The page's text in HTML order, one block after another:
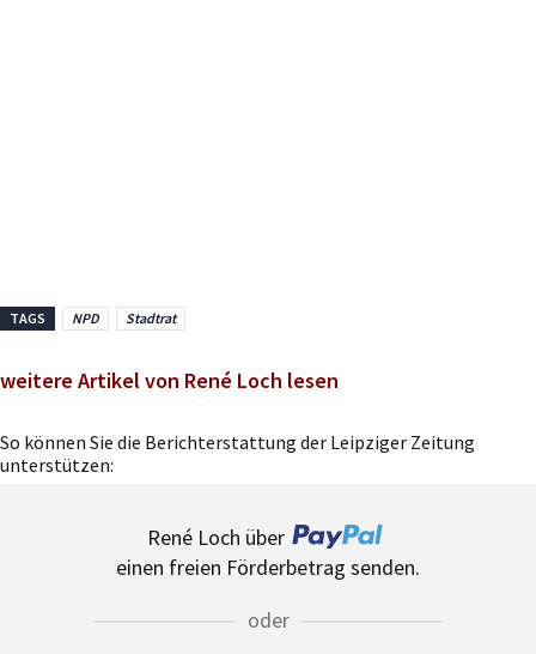
TAGS NPD Stadtrat
weitere Artikel von René Loch lesen
So können Sie die Berichterstattung der Leipziger Zeitung
unterstützen:
René Loch über
einen freien Förderbetrag senden.
oder